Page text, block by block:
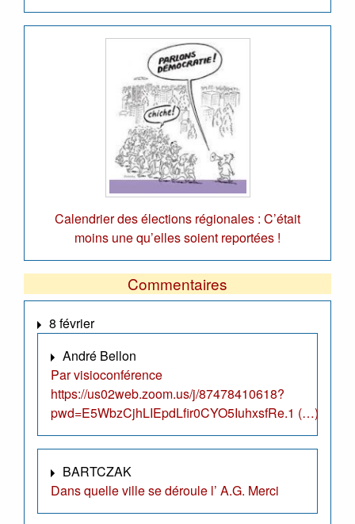
Calendrier des élections régionales : C’était
moins une qu’elles soient reportées !
Commentaires
8 février
André Bellon
Par visioconférence
https://us02web.zoom.us/j/87478410618?
pwd=E5WbzCjhLIEpdLfir0CYO5IuhxsfRe.1 (…)
BARTCZAK
Dans quelle ville se déroule l’ A.G. Merci